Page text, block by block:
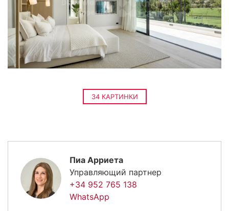
34 КАРТИНКИ
Пиа Арриета
Управляющий партнер
+34 952 765 138
WhatsApp